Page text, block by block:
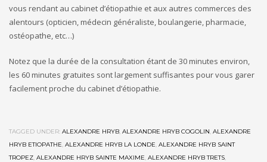
vous rendant au cabinet d’étiopathie et aux autres commerces des
alentours (opticien, médecin généraliste, boulangerie, pharmacie,
ostéopathe, etc…)
Notez que la durée de la consultation étant de 30 minutes environ,
les 60 minutes gratuites sont largement suffisantes pour vous garer
facilement proche du cabinet d’étiopathie.
TAGGED UNDER: ALEXANDRE HRYB, ALEXANDRE HRYB COGOLIN, ALEXANDRE
HRYB ETIOPATHE, ALEXANDRE HRYB LA LONDE, ALEXANDRE HRYB SAINT
TROPEZ, ALEXANDRE HRYB SAINTE MAXIME, ALEXANDRE HRYB TRETS,